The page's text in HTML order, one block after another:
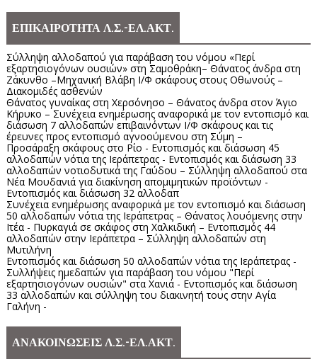
ΕΠΙΚΑΙΡΟΤΗΤΑ Λ.Σ.-ΕΛ.ΑΚΤ.
Σύλληψη αλλοδαπού για παράβαση του νόμου «Περί
εξαρτησιογόνων ουσιών» στη Σαμοθράκη– Θάνατος άνδρα στη
Ζάκυνθο –Μηχανική Βλάβη Ι/Φ σκάφους στους Οθωνούς –
Διακομιδές ασθενών
Θάνατος γυναίκας στη Χερσόνησο – Θάνατος άνδρα στον Άγιο
Κήρυκο – Συνέχεια ενημέρωσης αναφορικά με τον εντοπισμό και
διάσωση 7 αλλοδαπών επιβαινόντων Ι/Φ σκάφους και τις
έρευνες προς εντοπισμό αγνοούμενου στη Σύμη –
Προσάραξη σκάφους στο Ρίο - Εντοπισμός και διάσωση 45
αλλοδαπών νότια της Ιεράπετρας - Εντοπισμός και διάσωση 33
αλλοδαπών νοτιοδυτικά της Γαύδου – Σύλληψη αλλοδαπού στα
Νέα Μουδανιά για διακίνηση απομιμητικών προϊόντων -
Εντοπισμός και διάσωση 32 αλλοδαπ
Συνέχεια ενημέρωσης αναφορικά με τον εντοπισμό και διάσωση
50 αλλοδαπών νότια της Ιεράπετρας – Θάνατος λουόμενης στην
Ιτέα - Πυρκαγιά σε σκάφος στη Χαλκιδική – Εντοπισμός 44
αλλοδαπών στην Ιεράπετρα – Σύλληψη αλλοδαπών στη
Μυτιλήνη
Εντοπισμός και διάσωση 50 αλλοδαπών νότια της Ιεράπετρας -
Συλλήψεις ημεδαπών για παράβαση του νόμου "Περί
εξαρτησιογόνων ουσιών" στα Χανιά - Εντοπισμός και διάσωση
33 αλλοδαπών και σύλληψη του διακινητή τους στην Αγία
Γαλήνη -
ΑΝΑΚΟΙΝΩΣΕΙΣ Λ.Σ.-ΕΛ.ΑΚΤ.